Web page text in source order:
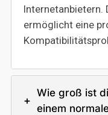
Internetanbietern.
ermöglicht eine
+
Wie groß ist
einem